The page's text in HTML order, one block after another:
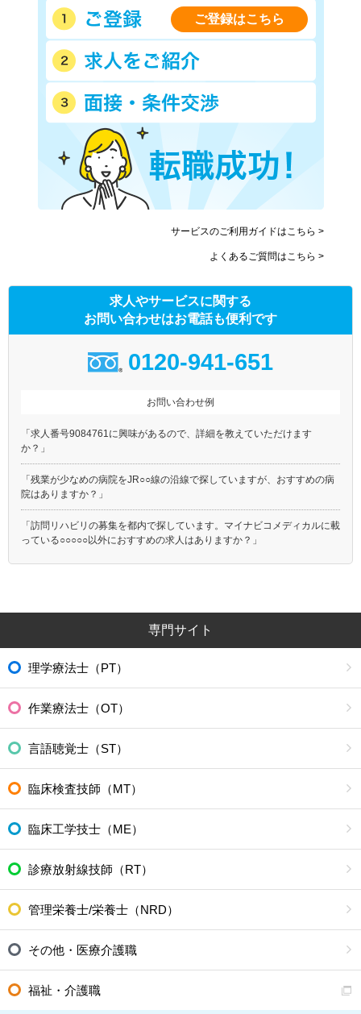
ご登録はこちら
サービスのご利用ガイドはこちら >
よくあるご質問はこちら >
求人やサービスに関する
お問い合わせはお電話も便利です
0120-941-651
お問い合わせ例
「求人番号9084761に興味があるので、詳細を教えていただけます
か？」
「残業が少なめの病院をJR○○線の沿線で探していますが、おすすめの病
院はありますか？」
「訪問リハビリの募集を都内で探しています。マイナビコメディカルに載
っている○○○○○以外におすすめの求人はありますか？」
専門サイト
理学療法士（PT）
作業療法士（OT）
言語聴覚士（ST）
臨床検査技師（MT）
臨床工学技士（ME）
診療放射線技師（RT）
管理栄養士/栄養士（NRD）
その他・医療介護職
福祉・介護職